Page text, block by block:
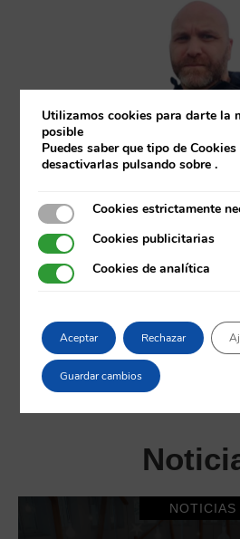
DAVID
NOTICIAS
Utilizamos cookies para darte la
posible
Puedes saber que tipo de
desactivarlas pulsando sobre.
Cookies estrictamente
Cookies estrictamente
Cookies publicitarias
Cookies publicitarias
Cookies de analítica
Cookies de analítica
Aceptar Rechazar
Guardar cambios